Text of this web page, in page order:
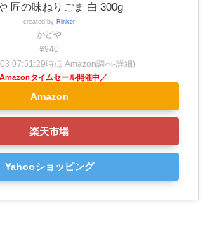
匠の味ねりごま 白 300g
created by Rinker
かどや
¥940
07:51:29時点 Amazon調べ-詳細)
Amazon
楽天市場
Yahooショッピング